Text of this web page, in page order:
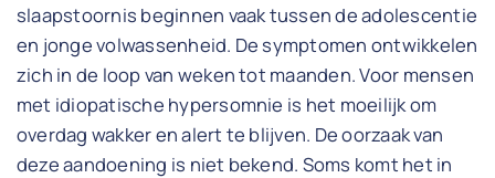
slaapstoornis beginnen vaak tussen de adolescentie
en jonge volwassenheid. De symptomen ontwikkelen
zich in de loop van weken tot maanden. Voor mensen
met idiopatische hypersomnie is het moeilijk om
overdag wakker en alert te blijven. De oorzaak van
deze aandoening is niet bekend. Soms komt het in